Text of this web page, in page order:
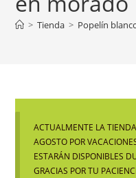
> Tienda > Popelín
ACTUALMENTE LA
AGOSTO POR
ESTARÁN DISPONIBLES
GRACIAS POR TU